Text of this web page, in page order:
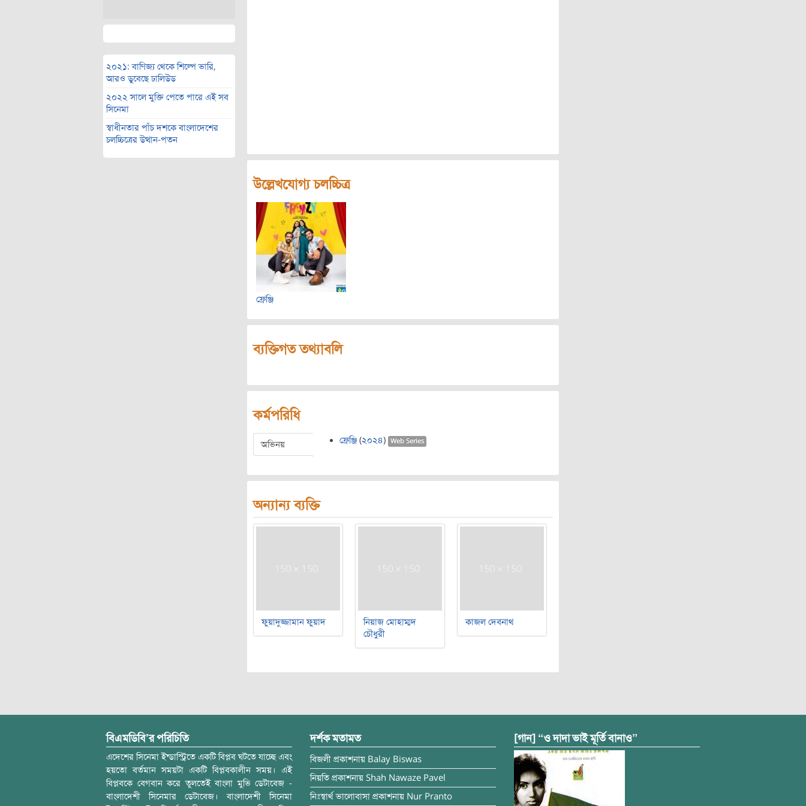
২০২১: বাণিজ্য থেকে শিল্পে ভারি,
আরও ডুবেছে ঢালিউড
২০২২ সালে মুক্তি পেতে পারে এই সব
সিনেমা
স্বাধীনতার পাঁচ দশকে বাংলাদেশের
চলচ্চিত্রের উত্থান-পতন
উল্লেখযোগ্য চলচ্চিত্র
ফ্রেঞ্জি
ব্যক্তিগত তথ্যাবলি
কর্মপরিধি
অভিনয় ফ্রেঞ্জি (২০২৪) Web Series
অন্যান্য ব্যক্তি
ফুয়াদুজ্জামান ফুয়াদ
নিয়াজ মোহাম্মদ
চৌধুরী
কাজল দেবনাথ
বিএমডিবি’র পরিচিতি
এদেশের সিনেমা ইন্ডাস্ট্রিতে একটি বিপ্লব ঘটতে যাচ্ছে এবং
হয়তো বর্তমান সময়টা একটি বিপ্লবকালীন সময়। এই
বিপ্লবকে বেগবান করে তুলতেই বাংলা মুভি ডেটাবেজ -
বাংলাদেশী সিনেমার ডেটাবেজ। বাংলাদেশী সিনেমা
দর্শক মতামত
বিজলী প্রকাশনায় Balay Biswas
নিয়তি প্রকাশনায় Shah Nawaze Pavel
নিঃস্বার্থ ভালোবাসা প্রকাশনায় Nur Pranto
[গান] “ও দাদা ভাই মূর্তি বানাও”